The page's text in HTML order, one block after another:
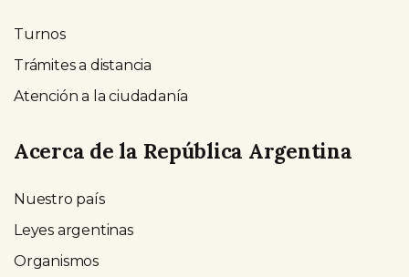
Turnos
Trámites a distancia
Atención a la ciudadanía
Acerca de la República Argentina
Nuestro país
Leyes argentinas
Organismos